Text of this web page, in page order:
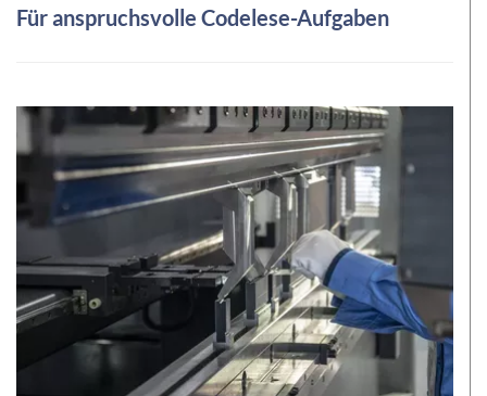
Für anspruchsvolle Codelese-Aufgaben